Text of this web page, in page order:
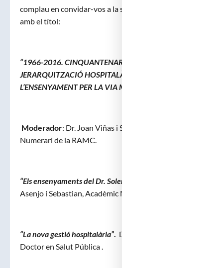
complau en convidar-vos a la sessió extraordinària,
amb el títol:
“1966-2016. CINQUANTENARI DE LA
JERARQUITZACIÓ HOSPITALÀRIA I DE
L’ENSENYAMENT PER LA VIA MIR”
Moderador: Dr. Joan Viñas i Salas, Acadèmic
Numerari de la RAMC.
“Els ensenyaments del Dr. Soler i Durall”.
Asenjo i Sebastian, Acadèmic Numerari de la RAMC.
“La nova gestió hospitalària”. Dr. Carles Soler i Durall,
Doctor en Salut Pública .